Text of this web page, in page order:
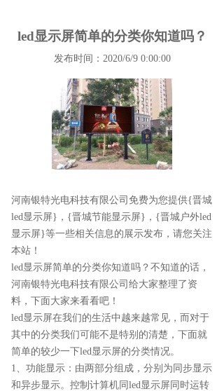
led显示屏简单的分类你知道吗？
发布时间：2020/6/9 0:00:00
河南银特光电科技有限公司免费为您提供{晋城
led显示屏} ，{晋城节能显示屏}，{晋城户外led
显示屏}等一些相关信息的展示发布，请您关注
本站！
led显示屏简单的分类你知道吗？不知道的话，
河南银特光电科技有限公司给大家整理了资
料，下面大家来看看吧！
led显示屏在我们的生活中越来越常见，而对于
其中的分类我们可能不是特别的清楚，下面就
简单的较少一下led显示屏的分类情况。
1、功能显示：由两部分组成，分别为同步显示
和异步显示。控制计算机同led显示屏同时运转